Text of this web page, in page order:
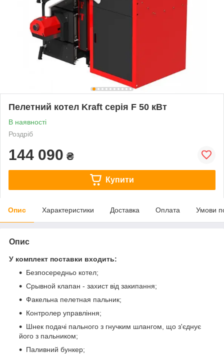
Пелетний котел Kraft серія F 50 кВт
В наявності
Роздріб
144 090 ₴
Купити
Опис Характеристики Доставка Оплата Умови
Опис
У комплект поставки входить:
Безпосередньо котел;
Срывной клапан - захист від закипання;
Факельна пелетная пальник;
Контролер управління;
Шнек подачі пального з гнучким шлангом, що з'єднує
його з пальником;
Паливний бункер;